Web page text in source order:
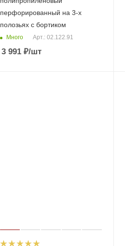
перфорированный на 3-х
полозьях с бортиком
Много Арт.: 02.122.91
3 991 ₽/шт